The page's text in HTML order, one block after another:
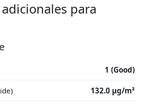
para
1 (Good)
132.0 μg/m³